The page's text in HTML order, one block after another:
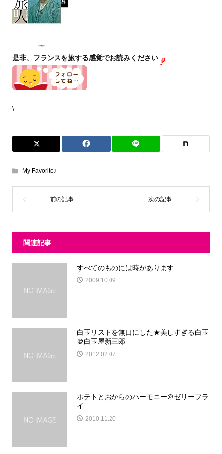
是非、フランスを旅する感覚でお読みください
\
My Favorite♪
関連記事
すべてのものには時があります
2009.10.09
白玉リストを無口にした★美しすぎる白玉
＠白玉屋新三郎
2012.02.07
ポテトとおからのハーモニー＠ゼリーフラ
イ
2010.11.20